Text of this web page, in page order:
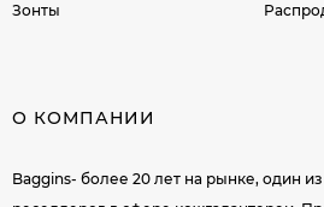
Зонты
О КОМПАНИИ
Baggins- более 20 лет на рынке, один